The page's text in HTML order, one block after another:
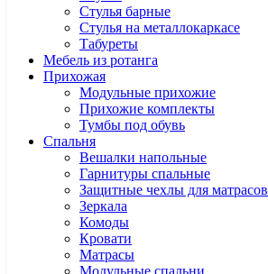
Стулья барные
Стулья на металлокаркасе
Табуреты
Мебель из ротанга
Прихожая
Модульные прихожие
Прихожие комплекты
Тумбы под обувь
Спальня
Вешалки напольные
Гарнитуры спальные
Защитные чехлы для матрасов
Зеркала
Комоды
Кровати
Матрасы
Модульные спальни